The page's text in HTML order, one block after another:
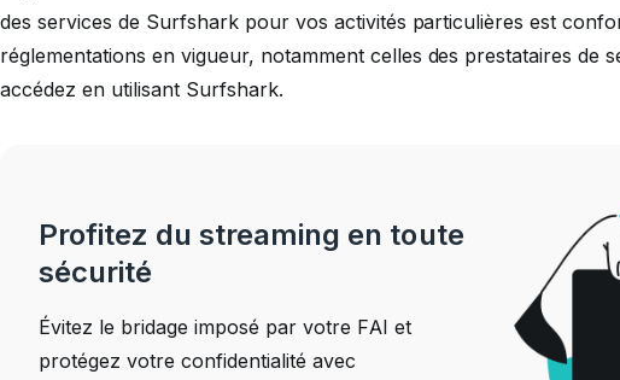
des services de Surfshark pour vos activités particulières est
réglementations en vigueur, notamment celles des prestataires de
accédez en utilisant Surfshark.
Profitez du streaming en toute
sécurité
Évitez le bridage imposé par votre FAI et
protégez votre confidentialité avec